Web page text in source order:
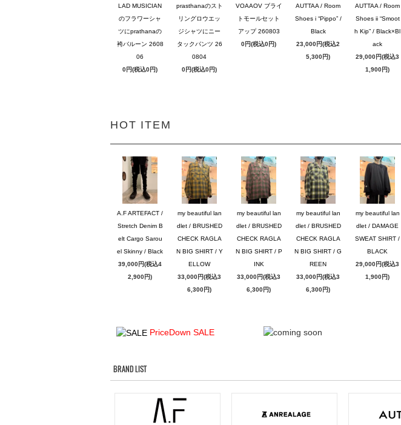
LAD MUSICIAN
のフラワーシャ
ツにprathanaの
袴バルーン 2608
06
0円(税込0円)
prasthanaのスト
リングロウエッ
ジシャツにニー
タックパンツ 26
0804
0円(税込0円)
VOAAOV ブライ
トモールセット
アップ 260803
0円(税込0円)
AUTTAA / Room
Shoes i “Pippo” /
Black
23,000円(税込2
5,300円)
AUTTAA / Room
Shoes ii “Smoot
h Kip” / Black×Bl
ack
29,000円(税込3
1,900円)
HOT ITEM
A.F ARTEFACT /
Stretch Denim B
elt Cargo Sarou
el Skinny / Black
39,000円(税込4
2,900円)
my beautiful lan
dlet / BRUSHED
CHECK RAGLA
N BIG SHIRT / Y
ELLOW
33,000円(税込3
6,300円)
my beautiful lan
dlet / BRUSHED
CHECK RAGLA
N BIG SHIRT / P
INK
33,000円(税込3
6,300円)
my beautiful lan
dlet / BRUSHED
CHECK RAGLA
N BIG SHIRT / G
REEN
33,000円(税込3
6,300円)
my beautiful lan
dlet / DAMAGE
SWEAT SHIRT /
BLACK
29,000円(税込3
1,900円)
PriceDown SALE
BRAND LIST